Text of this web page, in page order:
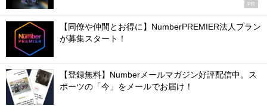
PR
【同僚や仲間とお得に】NumberPREMIER法人プラン
が募集スタート！
【登録無料】Numberメールマガジン好評配信中。ス
ポーツの「今」をメールでお届け！